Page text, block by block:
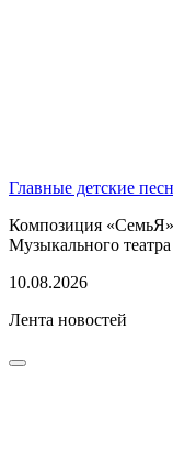
Главные детские
Композиция
Музыкального
10.08.2026
Лента новостей